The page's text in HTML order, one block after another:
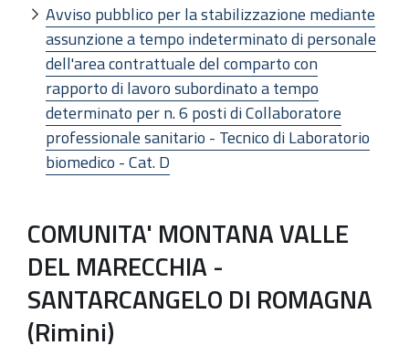
Avviso pubblico per la stabilizzazione mediante
assunzione a tempo indeterminato di personale
dell'area contrattuale del comparto con
rapporto di lavoro subordinato a tempo
determinato per n. 6 posti di Collaboratore
professionale sanitario - Tecnico di Laboratorio
biomedico - Cat. D
COMUNITA' MONTANA VALLE
DEL MARECCHIA -
SANTARCANGELO DI ROMAGNA
(Rimini)